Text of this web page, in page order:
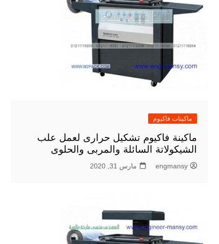
ماكينات فاكيوم
ماكينة فاكيوم تشكيل حرارى لعمل علب
الشيكولاتة السائلة والمربى والحلوى
engmansy مارس 31, 2020